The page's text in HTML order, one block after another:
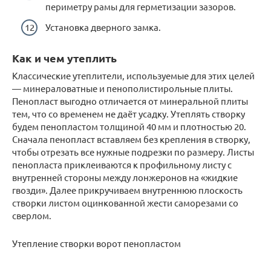
периметру рамы для герметизации зазоров.
Установка дверного замка.
Как и чем утеплить
Классические утеплители, используемые для этих целей
— минераловатные и пенополистирольные плиты.
Пенопласт выгодно отличается от минеральной плиты
тем, что со временем не даёт усадку. Утеплять створку
будем пенопластом толщиной 40 мм и плотностью 20.
Сначала пенопласт вставляем без крепления в створку,
чтобы отрезать все нужные подрезки по размеру. Листы
пенопласта приклеиваются к профильному листу с
внутренней стороны между лонжеронов на «жидкие
гвозди». Далее прикручиваем внутреннюю плоскость
створки листом оцинкованной жести саморезами со
сверлом.
Утепление створки ворот пенопластом